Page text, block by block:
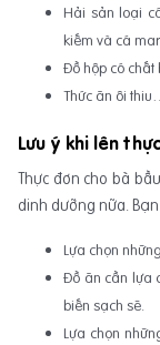
Hải sản loại
kiếm và cá
Đồ hộp có
Thức ăn ôi thiu…
Lưu ý khi lên
Thực đơn cho bà
dinh dưỡng nữa.
Lựa chọn
Đồ ăn cần lựa
biến sạch sẽ.
Lựa chọn